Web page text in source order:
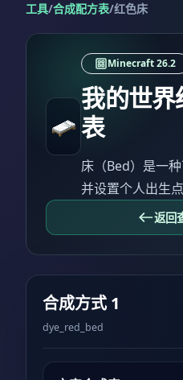
工具/合成配方表/红色床
Minecraft 26.2
我的世
表
床（Bed）是一
并设置个人出生点
返回
合成方式 1
dye_red_bed